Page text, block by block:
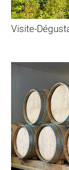
Visite-